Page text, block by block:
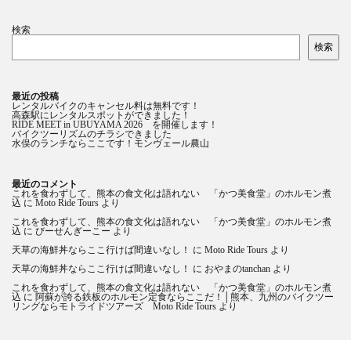
検索
検索
最近の投稿
レンタルバイクのキャンセル料は無料です！
高森駅にレンタルスポットができました！
RIDE MEET in UBUYAMA 2026 を開催します！
バイクツーリズムのチラシできました
水俣のランチならここです！モンヴェール農山
最近のコメント
これを食わずして、熊本の食文化は語れない 「かつ美食堂」のホルモン煮
込 に Moto Ride Tours より
これを食わずして、熊本の食文化は語れない 「かつ美食堂」のホルモン煮
込 に びーせんぎーこー より
天草の海鮮丼ならここ行けば間違いなし！
に Moto Ride Tours より
天草の海鮮丼ならここ行けば間違いなし！
に おやまのtanchan より
これを食わずして、熊本の食文化は語れない 「かつ美食堂」のホルモン煮
込 に 阿蘇が誇る鉄板のホルモン定食ならここだ！│熊本、九州のバイクツー
リングならモトライドツアーズ Moto Ride Tours より